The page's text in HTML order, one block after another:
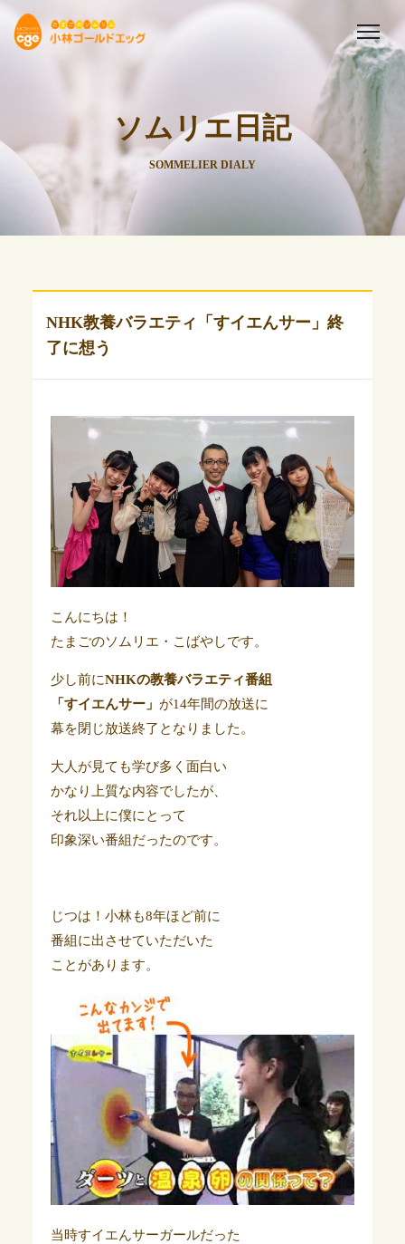
ソムリエ日記
SOMMELIER DIALY
NHK教養バラエティ「すイエんサー」終
了に想う
こんにちは！
たまごのソムリエ・こばやしです。
少し前にNHKの教養バラエティ番組
「すイエんサー」 が14年間の放送に
幕を閉じ放送終了となりました。
大人が見ても学び多く面白い
かなり上質な内容でしたが、
それ以上に僕にとって
印象深い番組だったのです。
じつは！小林も8年ほど前に
番組に出させていただいた
ことがあります。
当時すイエんサーガールだった